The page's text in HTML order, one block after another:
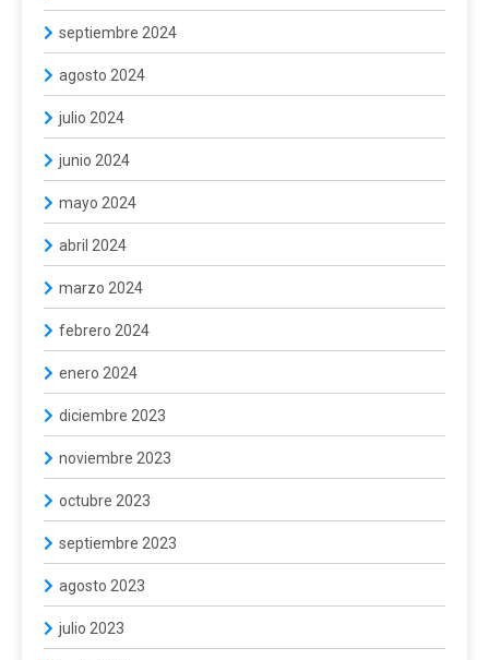
septiembre 2024
agosto 2024
julio 2024
junio 2024
mayo 2024
abril 2024
marzo 2024
febrero 2024
enero 2024
diciembre 2023
noviembre 2023
octubre 2023
septiembre 2023
agosto 2023
julio 2023